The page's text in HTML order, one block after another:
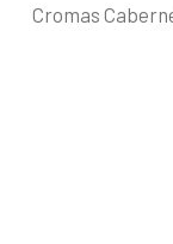
Cromas